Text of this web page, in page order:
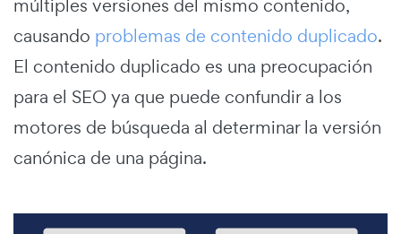
múltiples versiones del mismo contenido,
causando problemas de contenido duplicado.
El contenido duplicado es una preocupación
para el SEO ya que puede confundir a los
motores de búsqueda al determinar la versión
canónica de una página.